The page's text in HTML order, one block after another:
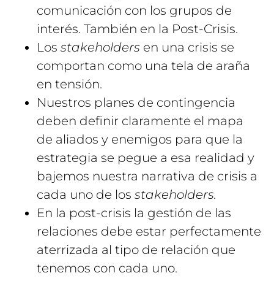
comunicación con los grupos de
interés. También en la Post-Crisis.
Los stakeholders en una crisis se
comportan como una tela de araña
en tensión.
Nuestros planes de contingencia
deben definir claramente el mapa
de aliados y enemigos para que la
estrategia se pegue a esa realidad y
bajemos nuestra narrativa de crisis a
cada uno de los stakeholders.
En la post-crisis la gestión de las
relaciones debe estar perfectamente
aterrizada al tipo de relación que
tenemos con cada uno.